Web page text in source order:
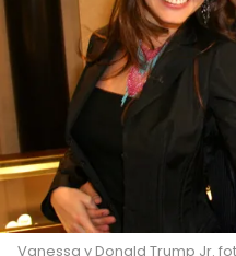
Vanessa y Donald Trump Jr.